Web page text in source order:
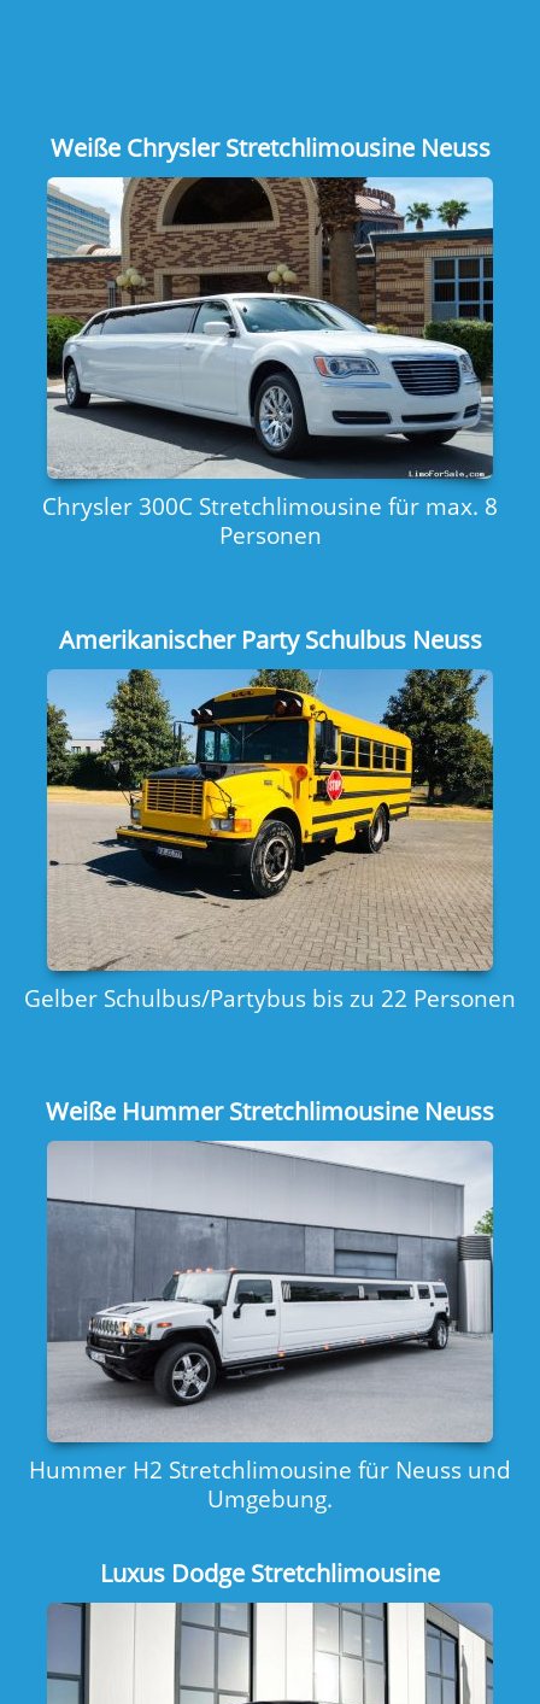
Weiße Chrysler Stretchlimousine Neuss
Chrysler 300C Stretchlimousine für max. 8
Personen
Amerikanischer Party Schulbus Neuss
Gelber Schulbus/Partybus bis zu 22 Personen
Weiße Hummer Stretchlimousine Neuss
Hummer H2 Stretchlimousine für Neuss und
Umgebung.
Luxus Dodge Stretchlimousine